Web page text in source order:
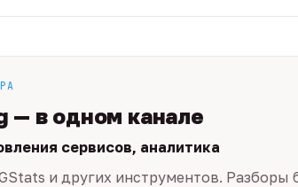
— в одном канале
сервисов, аналитика
и других инструментов. Разборы